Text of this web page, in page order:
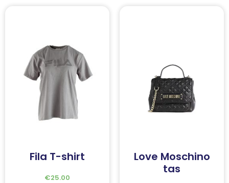
Fila T-shirt
€25.00
Love Moschino
tas